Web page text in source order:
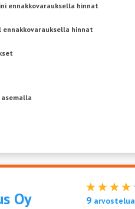
ennakkovarauksella hinnat
hinnat
Oy
9 arvostelua